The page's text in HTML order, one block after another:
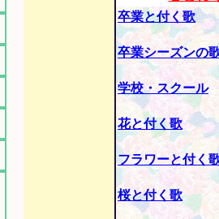
卒業と付く歌
卒業シーズンの
学校・スクール
花と付く歌
フラワーと付く
桜と付く歌